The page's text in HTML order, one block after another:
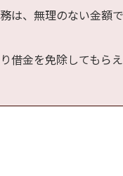
は、無理のない金額
借金を免除してもら